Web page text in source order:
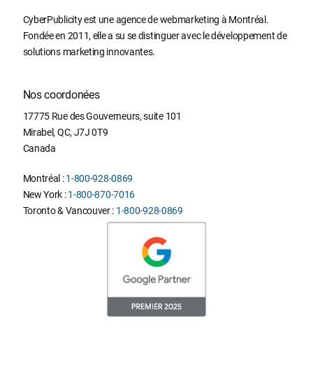
CyberPublicity est une agence de webmarketing à Montréal.
Fondée en 2011, elle a su se distinguer avec le développement de
solutions marketing innovantes.
Nos coordonées
17775 Rue des Gouverneurs, suite 101
Mirabel, QC, J7J 0T9
Canada
Montréal :1-800-928-0869
New York :1-800-870-7016
Toronto & Vancouver : 1-800-928-0869